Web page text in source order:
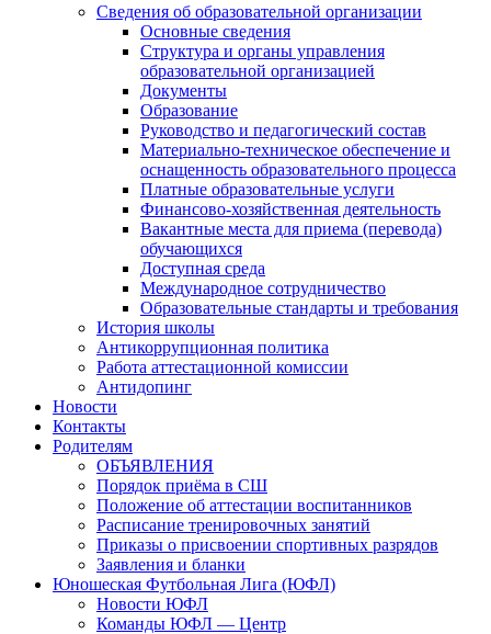
Сведения об образовательной организации
Основные сведения
Структура и органы управления
образовательной организацией
Документы
Образование
Руководство и педагогический состав
Материально-техническое обеспечение и
оснащенность образовательного процесса
Платные образовательные услуги
Финансово-хозяйственная деятельность
Вакантные места для приема (перевода)
обучающихся
Доступная среда
Международное сотрудничество
Образовательные стандарты и требования
История школы
Антикоррупционная политика
Работа аттестационной комиссии
Антидопинг
Новости
Контакты
Родителям
ОБЪЯВЛЕНИЯ
Порядок приёма в СШ
Положение об аттестации воспитанников
Расписание тренировочных занятий
Приказы о присвоении спортивных разрядов
Заявления и бланки
Юношеская Футбольная Лига (ЮФЛ)
Новости ЮФЛ
Команды ЮФЛ — Центр